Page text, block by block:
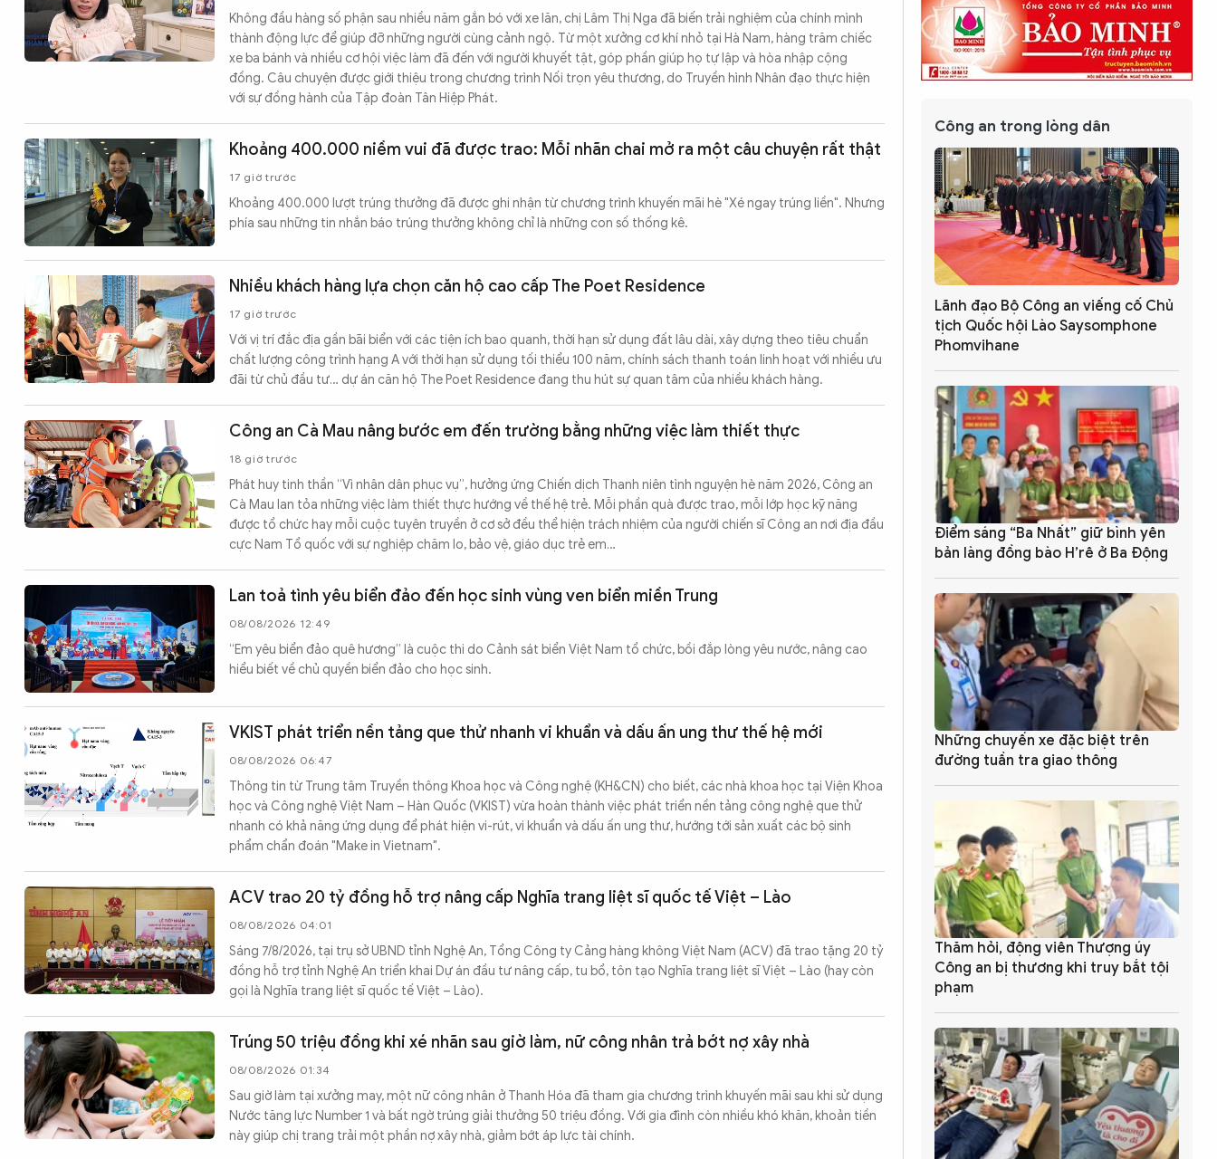
Không đầu hàng số phận sau nhiều năm gắn bó với xe lăn, chị Lâm Thị Nga đã biến trải nghiệm của chính mình
thành động lực để giúp đỡ những người cùng cảnh ngộ. Từ một xưởng cơ khí nhỏ tại Hà Nam, hàng trăm chiếc
xe ba bánh và nhiều cơ hội việc làm đã đến với người khuyết tật, góp phần giúp họ tự lập và hòa nhập cộng
đồng. Câu chuyện được giới thiệu trong chương trình Nối trọn yêu thương, do Truyền hình Nhân đạo thực hiện
với sự đồng hành của Tập đoàn Tân Hiệp Phát.
Khoảng 400.000 niềm vui đã được trao: Mỗi nhãn chai mở ra một câu chuyện rất thật
17 giờ trước
Khoảng 400.000 lượt trúng thưởng đã được ghi nhận từ chương trình khuyến mãi hè "Xé ngay trúng liền". Nhưng
phía sau những tin nhắn báo trúng thưởng không chỉ là những con số thống kê.
Nhiều khách hàng lựa chọn căn hộ cao cấp The Poet Residence
17 giờ trước
Với vị trí đắc địa gần bãi biển với các tiện ích bao quanh, thời hạn sử dụng đất lâu dài, xây dựng theo tiêu chuẩn
chất lượng công trình hạng A với thời hạn sử dụng tối thiểu 100 năm, chính sách thanh toán linh hoạt với nhiều ưu
đãi từ chủ đầu tư… dự án căn hộ The Poet Residence đang thu hút sự quan tâm của nhiều khách hàng.
Công an Cà Mau nâng bước em đến trường bằng những việc làm thiết thực
18 giờ trước
Phát huy tinh thần “Vì nhân dân phục vụ”, hưởng ứng Chiến dịch Thanh niên tình nguyện hè năm 2026, Công an
Cà Mau lan tỏa những việc làm thiết thực hướng về thế hệ trẻ. Mỗi phần quà được trao, mỗi lớp học kỹ năng
được tổ chức hay mỗi cuộc tuyên truyền ở cơ sở đều thể hiện trách nhiệm của người chiến sĩ Công an nơi địa đầu
cực Nam Tổ quốc với sự nghiệp chăm lo, bảo vệ, giáo dục trẻ em…
Lan toả tình yêu biển đảo đến học sinh vùng ven biển miền Trung
08/08/2026 12:49
“Em yêu biển đảo quê hương” là cuộc thi do Cảnh sát biển Việt Nam tổ chức, bồi đắp lòng yêu nước, nâng cao
hiểu biết về chủ quyền biển đảo cho học sinh.
VKIST phát triển nền tảng que thử nhanh vi khuẩn và dấu ấn ung thư thế hệ mới
08/08/2026 06:47
Thông tin từ Trung tâm Truyền thông Khoa học và Công nghệ (KH&CN) cho biết, các nhà khoa học tại Viện Khoa
học và Công nghệ Việt Nam – Hàn Quốc (VKIST) vừa hoàn thành việc phát triển nền tảng công nghệ que thử
nhanh có khả năng ứng dụng để phát hiện vi-rút, vi khuẩn và dấu ấn ung thư, hướng tới sản xuất các bộ sinh
phẩm chẩn đoán "Make in Vietnam".
ACV trao 20 tỷ đồng hỗ trợ nâng cấp Nghĩa trang liệt sĩ quốc tế Việt – Lào
08/08/2026 04:01
Sáng 7/8/2026, tại trụ sở UBND tỉnh Nghệ An, Tổng Công ty Cảng hàng không Việt Nam (ACV) đã trao tặng 20 tỷ
đồng hỗ trợ tỉnh Nghệ An triển khai Dự án đầu tư nâng cấp, tu bổ, tôn tạo Nghĩa trang liệt sĩ Việt – Lào (hay còn
gọi là Nghĩa trang liệt sĩ quốc tế Việt – Lào).
Trúng 50 triệu đồng khi xé nhãn sau giờ làm, nữ công nhân trả bớt nợ xây nhà
08/08/2026 01:34
Sau giờ làm tại xưởng may, một nữ công nhân ở Thanh Hóa đã tham gia chương trình khuyến mãi sau khi sử dụng
Nước tăng lực Number 1 và bất ngờ trúng giải thưởng 50 triệu đồng. Với gia đình còn nhiều khó khăn, khoản tiền
này giúp chị trang trải một phần nợ xây nhà, giảm bớt áp lực tài chính.
Công an trong lòng dân
Lãnh đạo Bộ Công an viếng cố Chủ
tịch Quốc hội Lào Saysomphone
Phomvihane
Điểm sáng “Ba Nhất” giữ bình yên
bản làng đồng bào H’rê ở Ba Động
Những chuyến xe đặc biệt trên
đường tuần tra giao thông
Thăm hỏi, động viên Thượng úy
Công an bị thương khi truy bắt tội
phạm